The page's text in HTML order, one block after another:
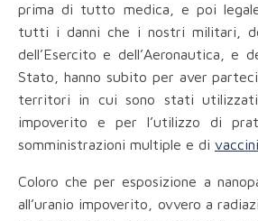
prima di tutto medica, e poi
tutti i danni che i nostri militari,
dell’Esercito e dell’Aeronautica, e
Stato, hanno subito per aver
territori in cui sono stati utilizzati
impoverito e per l’utilizzo di
somministrazioni multiple e di vaccini
Coloro che per esposizione a
all’uranio impoverito, ovvero a